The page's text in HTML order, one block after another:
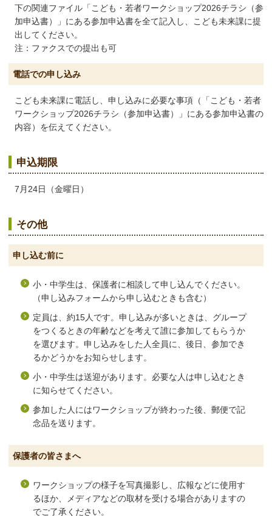
下の関連ファイル「こども・若者ワークショップ2026チラシ（参
加申込書）」にある参加申込書を全て記入し、こども未来課に提
出してください。
注：ファクスでの提出も可
電話での申し込み
こども未来課に電話し、申し込みに必要な事項（「こども・若者
ワークショップ2026チラシ（参加申込書）」にある参加申込書の
内容）を伝えてください。
申込期限
7月24日（金曜日）
その他
申し込む前に
小・中学生は、保護者に相談して申し込んでください。
（申し込みフォームから申し込むときも含む）
定員は、約15人です。申し込みが多いときは、グループ
をつくるときの年齢などを考えて誰に参加してもらうか
を選びます。申し込みをした人全員に、後日、参加でき
るかどうかをお知らせします。
小・中学生は送迎があります。必要な人は申し込むとき
に知らせてください。
参加した人にはワークショップが終わった後、郵便で記
念品を送ります。
保護者の皆さまへ
ワークショップの様子を写真撮影し、広報などに使用す
るほか、メディアなどの取材を受ける場合がありますの
でご了承ください。